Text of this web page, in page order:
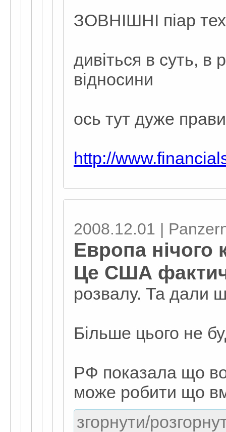
ЗОВНІШНІ піар
дивіться в суть, в
відносини
ось тут дуже
http://
2008.12.01 |
Европа нічого
Це США
розвалу. Та дали
Більше цього не
РФ показала що
може робити що
згорнути/